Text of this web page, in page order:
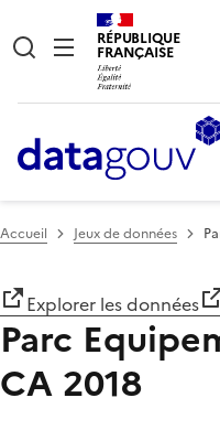
RÉPUBLIQUE
FRANÇAISE
Accueil Jeux de données
Explorer les données
Parc
CA 2018